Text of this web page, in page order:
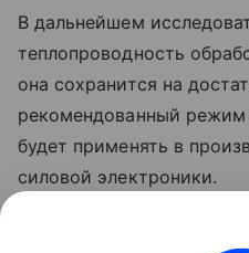
В дальнейшем
теплопроводность
она сохранится на
рекомендованный
будет применять в
силовой электроники.